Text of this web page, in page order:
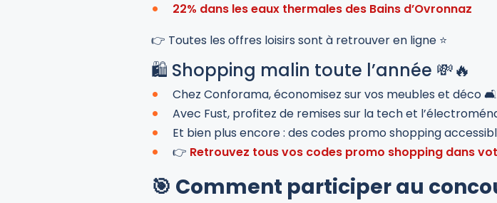
22% dans les eaux thermales des Bains d’Ovronnaz
👉 Toutes les offres loisirs sont à retrouver en ligne ⭐
🛍️ Shopping malin toute l’année 💸🔥
Chez Conforama, économisez sur vos meubles et déco 🛋️
Avec Fust, profitez de remises sur la tech et
Et bien plus encore : des codes promo shopping
👉 Retrouvez tous vos codes promo shopping dans
🎯 Comment participer au